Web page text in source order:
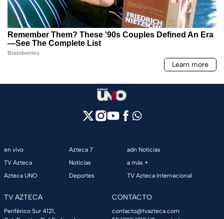
en vivo
TV Azteca
Azteca UNO
Azteca 7
Noticias
Deportes
adn Noticias
a más +
TV Azteca Internacional
TV AZTECA
Periférico Sur 4121,
CONTACTO
contacto@tvazteca.com